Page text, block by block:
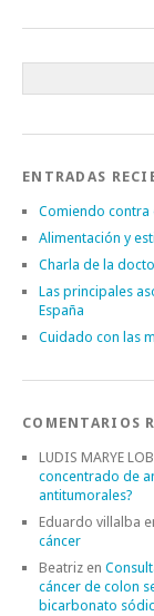
ENTRADAS
Comiendo contra
Alimentación y
Charla de la
Las principales
España
Cuidado con las
COMENTARIOS
LUDIS MARYE
concentrado de
antitumorales?
Eduardo villalba
cáncer
Beatriz en
cáncer de colon
bicarbonato